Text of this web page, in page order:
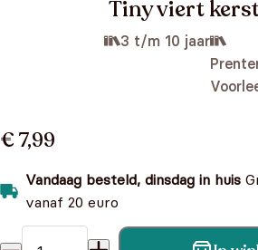
Tiny viert
3 t/m 10 jaar
€ 7,99
Vandaag besteld, dinsdag in huis
vanaf 20 euro